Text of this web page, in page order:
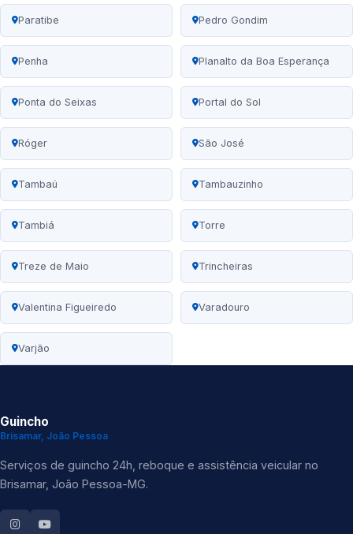
Paratibe Pedro Gondim
Penha Planalto da Boa Esperança
Ponta do Seixas Portal do Sol
Róger São José
Tambaú Tambauzinho
Tambiá Torre
Treze de Maio Trincheiras
Valentina Figueiredo Varadouro
Varjão
Guincho
Brisamar, João Pessoa
Serviços de guincho 24h, reboque e assistência veicular no
Brisamar, João Pessoa-MG.